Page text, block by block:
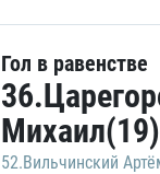
Гол в равенстве
Михаил(19)
52.Вильчинский